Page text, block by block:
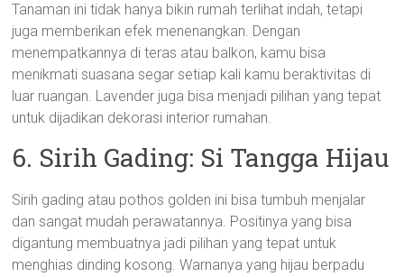
Tanaman ini tidak hanya bikin rumah terlihat indah, tetapi
juga memberikan efek menenangkan. Dengan
menempatkannya di teras atau balkon, kamu bisa
menikmati suasana segar setiap kali kamu beraktivitas di
luar ruangan. Lavender juga bisa menjadi pilihan yang tepat
untuk dijadikan dekorasi interior rumahan.
6. Sirih Gading: Si Tangga Hijau
Sirih gading atau pothos golden ini bisa tumbuh menjalar
dan sangat mudah perawatannya. Positinya yang bisa
digantung membuatnya jadi pilihan yang tepat untuk
menghias dinding kosong. Warnanya yang hijau berpadu